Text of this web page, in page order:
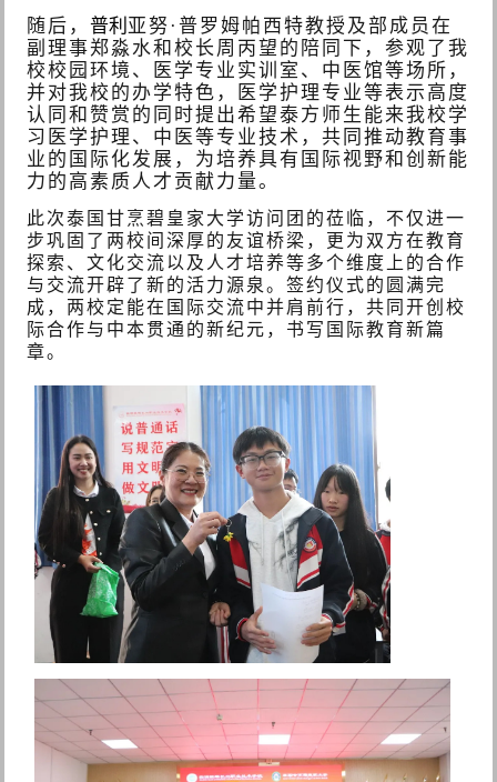
随后，普利 亚努·普罗姆帕西特教授及部成员在
副理事郑淼水和校长周丙望的陪同下，参观了我
校校园环境、医学专业实训室、中医馆等场所，
并对我校的办学特色，医学护理专业等表示高度
认同和赞赏的同时提出希望泰方师生能来我校学
习医学护理、中医等专业技术，共同推动教育事
业的国际化发展，为培养具有国际视野和创新能
力的高素质人才贡献力量。
此次泰国甘烹碧皇家大学访问团的莅临，不仅进一
步巩固了两校间深厚的友谊桥梁，更为双方在教育
探索、文化交流以及人才培养等多个维度上的合作
与交流开辟了新的活力源泉。签约仪式的圆满完
成，两校定能在国际交流中并肩前行，共同开创校
际合作与中本贯通的新纪元，书写国际教育新篇
章。